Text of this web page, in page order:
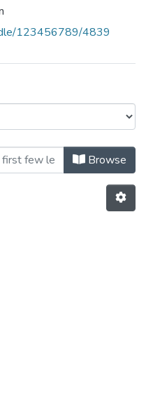
123456789/4839
Browse